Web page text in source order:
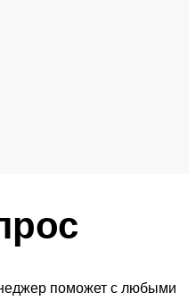
поможет с любыми